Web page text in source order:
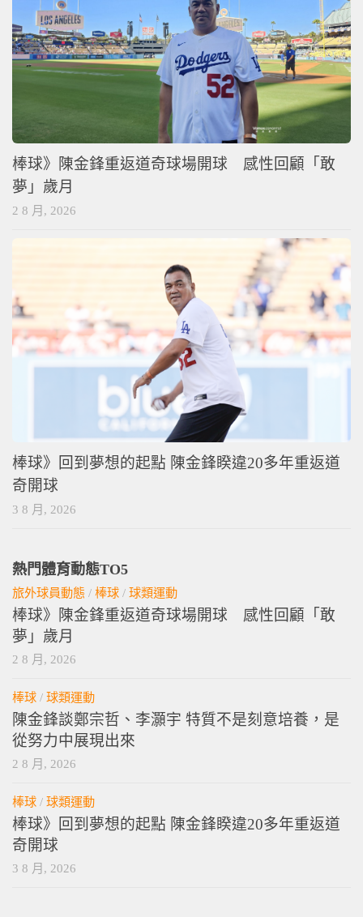
棒球》陳金鋒重返道奇球場開球 感性回顧「敢
夢」歲月
2 8 月, 2026
棒球》回到夢想的起點 陳金鋒睽違20多年重返道
奇開球
3 8 月, 2026
熱門體育動態TO5
旅外球員動態 / 棒球 / 球類運動
棒球》陳金鋒重返道奇球場開球 感性回顧「敢
夢」歲月
2 8 月, 2026
棒球 / 球類運動
陳金鋒談鄭宗哲、李灝宇 特質不是刻意培養，是
從努力中展現出來
2 8 月, 2026
棒球 / 球類運動
棒球》回到夢想的起點 陳金鋒睽違20多年重返道
奇開球
3 8 月, 2026